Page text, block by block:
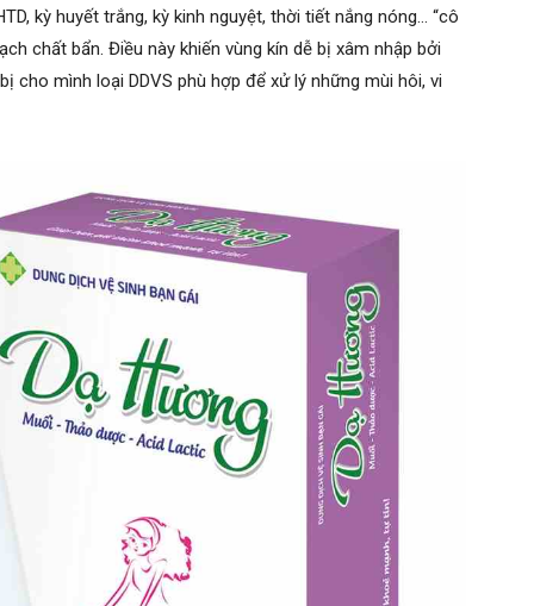
kỳ huyết trắng, kỳ kinh nguyệt, thời tiết nắng nóng… “cô
chất bẩn. Điều này khiến vùng kín dễ bị xâm nhập bởi
cho mình loại DDVS phù hợp để xử lý những mùi hôi, vi